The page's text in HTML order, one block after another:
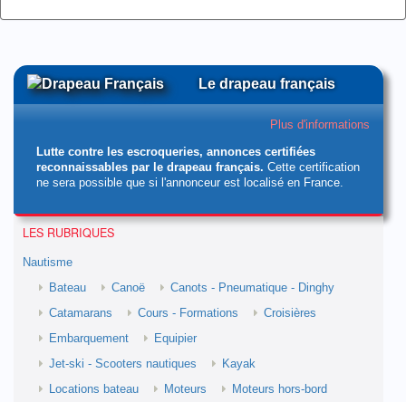
Le drapeau français
Plus d'informations
Lutte contre les escroqueries, annonces certifiées
reconnaissables par le drapeau français. Cette certification
ne sera possible que si l'annonceur est localisé en France.
LES RUBRIQUES
Nautisme
Bateau
Canoë
Canots - Pneumatique - Dinghy
Catamarans
Cours - Formations
Croisières
Embarquement
Equipier
Jet-ski - Scooters nautiques
Kayak
Locations bateau
Moteurs
Moteurs hors-bord